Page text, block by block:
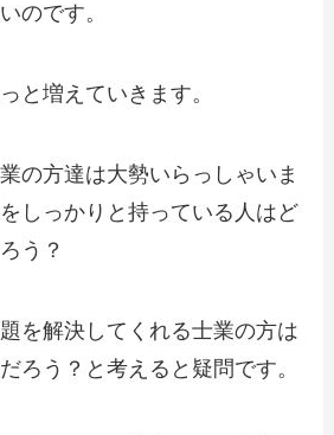
のです。
と増えていきます。
の方達は大勢いらっしゃいま
しっかりと持っている人はど
う？
を解決してくれる士業の方は
ろう？と考えると疑問です。